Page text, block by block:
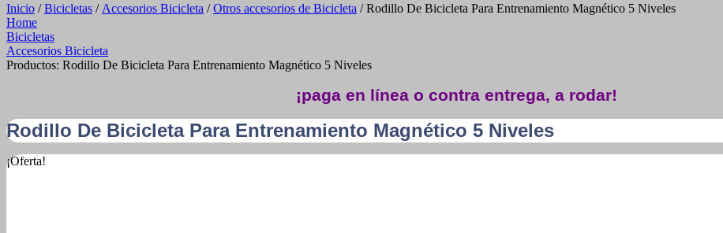
Inicio /Bicicletas / Accesorios Bicicleta /Otros accesorios de Bicicleta / Rodillo De Bicicleta Para Entrenamiento Magnético 5 Niveles
Home
Bicicletas
Accesorios Bicicleta
Productos: Rodillo De Bicicleta Para Entrenamiento Magnético 5 Niveles
¡paga en línea o contra entrega, a rodar!
Rodillo De Bicicleta Para Entrenamiento Magnético 5 Niveles
¡Oferta!